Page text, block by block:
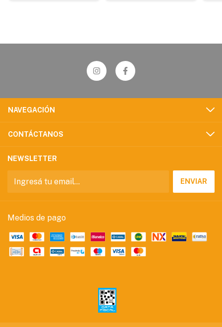
NAVEGACIÓN
CONTÁCTANOS
NEWSLETTER
Medios de pago